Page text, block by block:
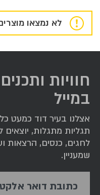
לא נמצאו
חוויות
במייל
אצלנו בעיר דוד כמעט
תגליות מתגלות, יוצאים
לחגים, כנסים, הרצאות
שמעניין.
כתובת דואר